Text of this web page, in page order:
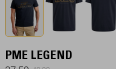
PME LEGEND